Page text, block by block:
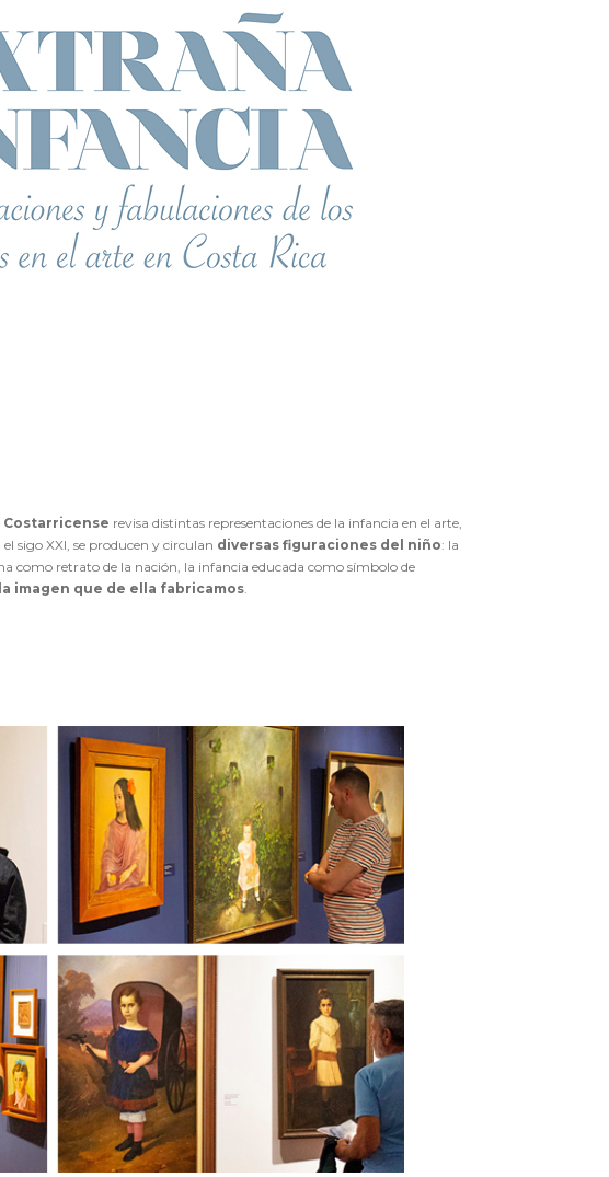
Costarricense revisa distintas representaciones de la infancia en el arte,
sigo XXI, se producen y circulan diversas figuraciones del niño: la
como retrato de la nación, la infancia educada como símbolo de
imagen que de ella fabricamos.